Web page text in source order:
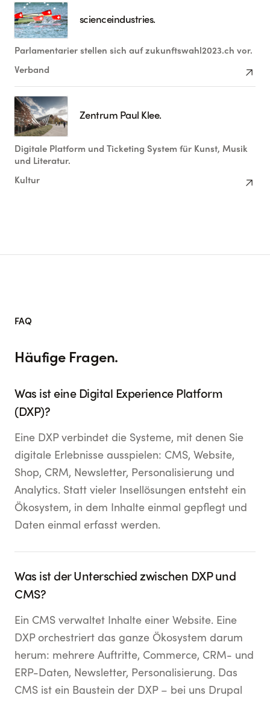
scienceindustries.
Parlamentarier stellen sich auf zukunftswahl2023.ch vor.
Verband arrow_outward
Zentrum Paul Klee.
Digitale Platform und Ticketing System für Kunst, Musik
und Literatur.
Kultur arrow_outward
FAQ
Häufige Fragen.
Was ist eine Digital Experience Platform
(DXP)?
Eine DXP verbindet die Systeme, mit denen Sie
digitale Erlebnisse ausspielen: CMS, Website,
Shop, CRM, Newsletter, Personalisierung und
Analytics. Statt vieler Insellösungen entsteht ein
Ökosystem, in dem Inhalte einmal gepflegt und
Daten einmal erfasst werden.
Was ist der Unterschied zwischen DXP und
CMS?
Ein CMS verwaltet Inhalte einer Website. Eine
DXP orchestriert das ganze Ökosystem darum
herum: mehrere Auftritte, Commerce, CRM- und
ERP-Daten, Newsletter, Personalisierung. Das
CMS ist ein Baustein der DXP – bei uns Drupal